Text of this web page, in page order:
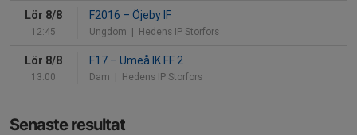
Lör 8/8
12:45
F2016 – Öjeby IF
Ungdom | Hedens IP Storfors
Lör 8/8
13:00
F17 – Umeå IK FF 2
Dam | Hedens IP Storfors
Senaste resultat